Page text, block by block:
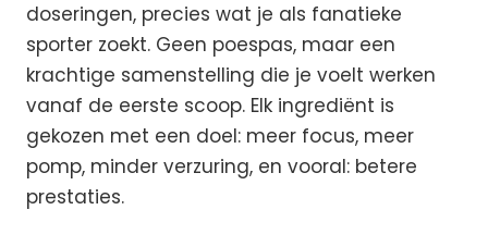
doseringen, precies wat je als fanatieke
sporter zoekt. Geen poespas, maar een
krachtige samenstelling die je voelt werken
vanaf de eerste scoop. Elk ingrediënt is
gekozen met een doel: meer focus, meer
pomp, minder verzuring, en vooral: betere
prestaties.